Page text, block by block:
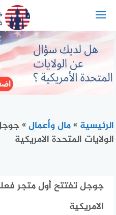
الرئيسية »مال وأعمال»
الولايات المتحدة الامريكية
جوجل تفتتح أول متجر
الامريكية